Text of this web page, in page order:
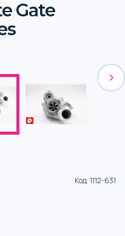
Gate
Код:1112-631